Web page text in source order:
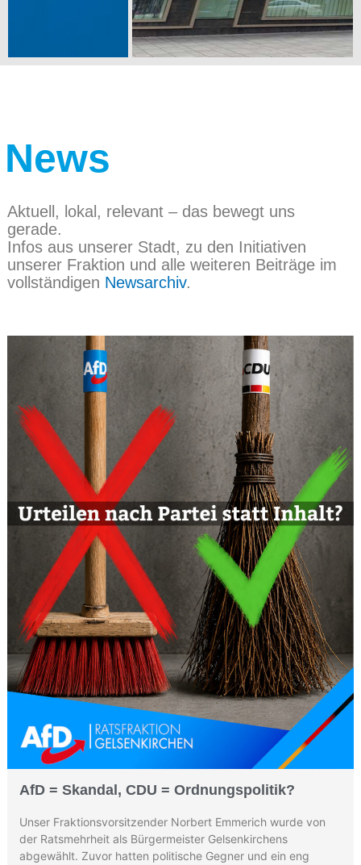
News
Aktuell, lokal, relevant – das bewegt uns
gerade.
Infos aus unserer Stadt, zu den Initiativen
unserer Fraktion und alle weiteren Beiträge im
vollständigen Newsarchiv.
AfD = Skandal, CDU = Ordnungspolitik?
Unser Fraktionsvorsitzender Norbert Emmerich wurde von
der Ratsmehrheit als Bürgermeister Gelsenkirchens
abgewählt. Zuvor hatten politische Gegner und ein eng